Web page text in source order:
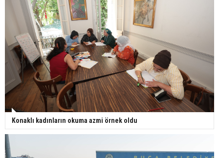
Konaklı kadınların okuma azmi örnek oldu